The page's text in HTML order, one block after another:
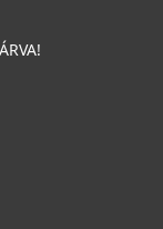
Részletek